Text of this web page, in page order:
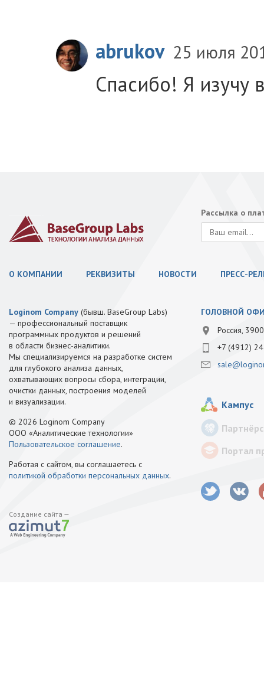
abrukov 25 июля
Спасибо! Я изучу
Рассылка о
О КОМПАНИИ РЕКВИЗИТЫ НОВОСТИ ПРЕСС-
Loginom Company (бывш. BaseGroup Labs)
— профессиональный поставщик
программных продуктов и решений
в области бизнес-аналитики.
Мы специализируемся на разработке систем
для глубокого анализа данных,
охватывающих вопросы сбора, интеграции,
очистки данных, построения моделей
и визуализации.
© 2026 Loginom Company
ООО «Аналитические технологии»
Пользовательское соглашение.
Работая с сайтом, вы соглашаетесь с
политикой обработки персональных данных.
Создание сайта —
ГОЛОВНОЙ
Россия,
+7 (4912)
Кампус
Портал